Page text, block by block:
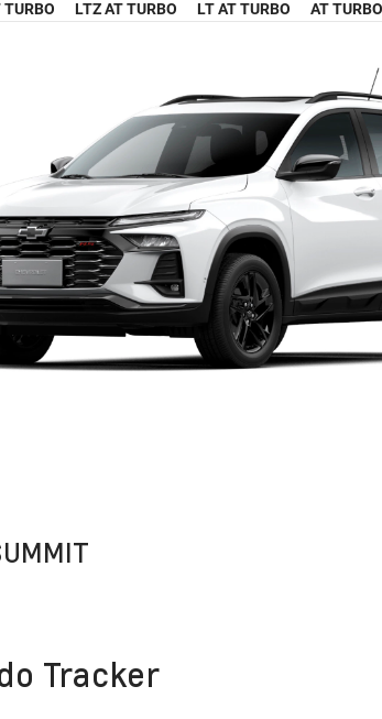
TURBO LTZ AT TURBO LT AT TURBO AT TURBO
Tracker